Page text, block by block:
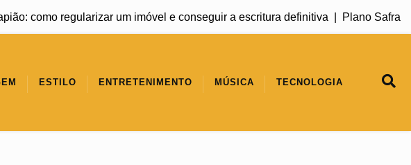
como regularizar um imóvel e conseguir a escritura definitiva |Plano Safra
ESTILO ENTRETENIMENTO MÚSICA TECNOLOGIA